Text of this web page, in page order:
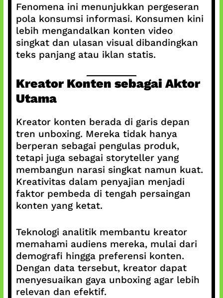
Fenomena ini menunjukkan pergeseran
pola konsumsi informasi. Konsumen kini
lebih mengandalkan konten video
singkat dan ulasan visual dibandingkan
teks panjang atau iklan statis.
Kreator Konten sebagai Aktor
Utama
Kreator konten berada di garis depan
tren unboxing. Mereka tidak hanya
berperan sebagai pengulas produk,
tetapi juga sebagai storyteller yang
membangun narasi singkat namun kuat.
Kreativitas dalam penyajian menjadi
faktor pembeda di tengah persaingan
konten yang ketat.
Teknologi analitik membantu kreator
memahami audiens mereka, mulai dari
demografi hingga preferensi konten.
Dengan data tersebut, kreator dapat
menyesuaikan gaya unboxing agar lebih
relevan dan efektif.